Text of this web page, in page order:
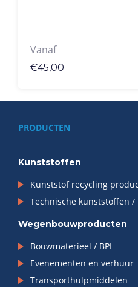
Vanaf
€45,00
PRODUCTEN
Kunststoffen
Kunststof recycling
Technische kunststoffen /
Wegenbouwproducten
Bouwmaterieel / BPI
Evenementen en verhuur
Transporthulpmiddelen